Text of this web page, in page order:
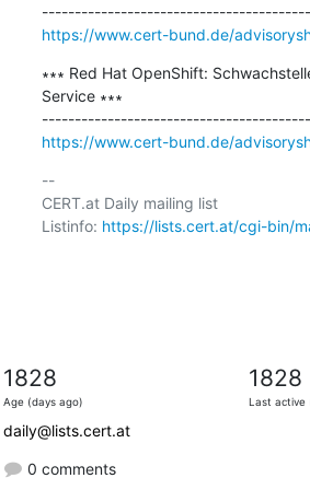
https://www.cert-bund.de/
∗∗∗ Red Hat OpenShift:
Service ∗∗∗
https://www.cert-bund.de/
--
CERT.at Daily mailing list
Listinfo: https://lists.cert.at/cgi-bin/
1828
Age (days ago)
1828
Last active
daily@lists.cert.at
0 comments